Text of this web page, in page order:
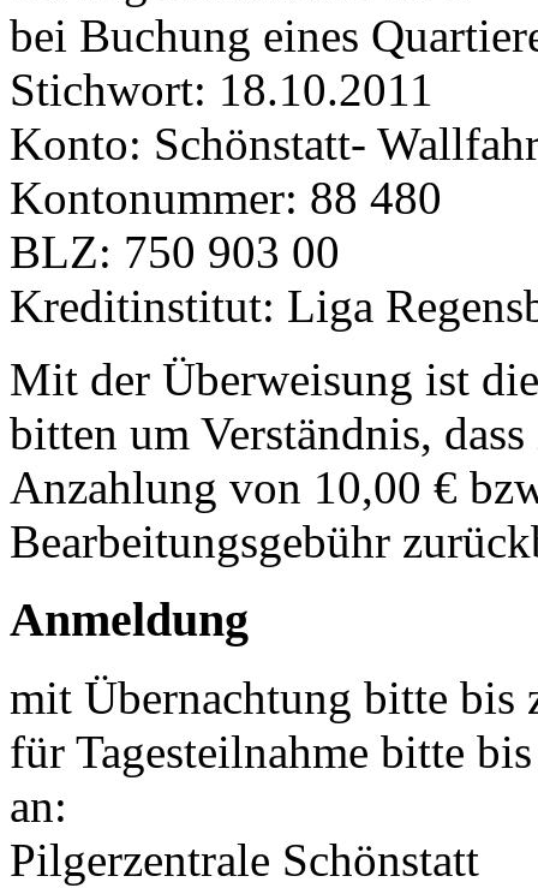
bei Buchung eines
Stichwort: 18.10.2011
Konto: Schönstatt-
Kontonummer: 88 480
BLZ: 750 903 00
Kreditinstitut: Liga
Mit der Überweisung ist
bitten um Verständnis,
Anzahlung von 10,00 €
Bearbeitungsgebühr
Anmeldung
mit Übernachtung bitte bis
für Tagesteilnahme bitte
an:
Pilgerzentrale Schönstatt